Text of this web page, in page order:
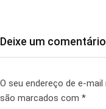
Deixe um comentário
O seu endereço de e-
são marcados com *